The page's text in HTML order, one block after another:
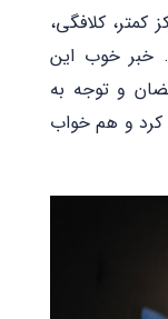
کمتر، کلافگی،
خبر خوب این
و توجه به
کرد و هم خواب